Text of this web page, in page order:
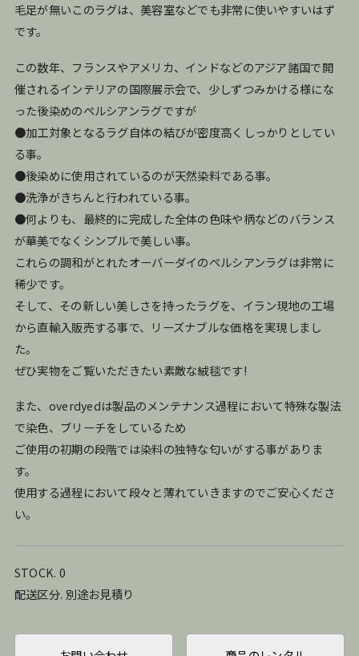
毛足が無いこのラグは、美容室などでも非常に使いやすいはず
です。
この数年、フランスやアメリカ、インドなどのアジア諸国で開
催されるインテリアの国際展示会で、少しずつみかける様にな
った後染めのペルシアンラグですが
●加工対象となるラグ自体の結びが密度高くしっかりとしてい
る事。
●後染めに使用されているのが天然染料である事。
●洗浄がきちんと行われている事。
●何よりも、最終的に完成した全体の色味や柄などのバランス
が華美でなくシンプルで美しい事。
これらの調和がとれたオーバーダイのペルシアンラグは非常に
稀少です。
そして、その新しい美しさを持ったラグを、イラン現地の工場
から直輸入販売する事で、リーズナブルな価格を実現しまし
た。
ぜひ実物をご覧いただきたい素敵な絨毯です!
また、overdyedは製品のメンテナンス過程において特殊な製法
で染色、ブリーチをしているため
ご使用の初期の段階では染料の独特な匂いがする事がありま
す。
使用する過程において段々と薄れていきますのでご安心くださ
い。
STOCK. 0
配送区分. 別途お見積り